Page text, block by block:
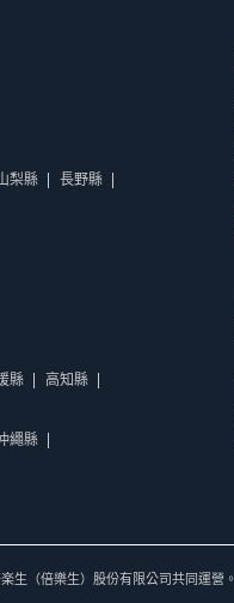
梨縣
長野縣
縣 高知縣
繩縣
生（倍樂生）股份有限公司共同運營。